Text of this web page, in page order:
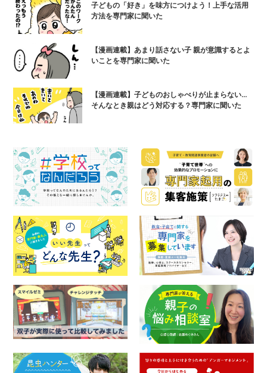
子どもの「好き」を味方につけよう！上手な活用
方法を専門家に聞いた
【漫画連載】あまり話さない子 親が意識するとよ
いことを専門家に聞いた
【漫画連載】子どものおしゃべりが止まらない…
そんなとき親はどう対応する？専門家に聞いた